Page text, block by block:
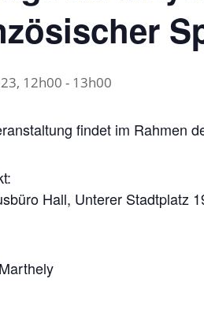
12h00 - 13h00
findet im Rahmen
Hall, Unterer Stadtplatz